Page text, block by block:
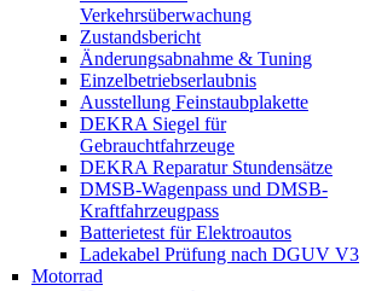
Verkehrsüberwachung
Zustandsbericht
Änderungsabnahme & Tuning
Einzelbetriebserlaubnis
Ausstellung Feinstaubplakette
DEKRA Siegel für
Gebrauchtfahrzeuge
DEKRA Reparatur Stundensätze
DMSB-Wagenpass und DMSB-
Kraftfahrzeugpass
Batterietest für Elektroautos
Ladekabel Prüfung nach DGUV V3
Motorrad